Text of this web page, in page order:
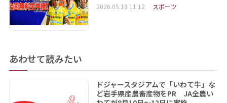
2026.05.18 11:12 スポーツ
あわせて読みたい
ドジャースタジアムで「いわて牛」な
ど岩手県産農畜産物をPR JA全農い